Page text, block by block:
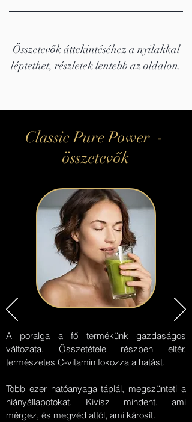
Összetevők áttekintéséhez a nyilakkal
léptethet, részletek lentebb az oldalon.
A poralga a fő termékünk gazdaságos
változata. Összetétele részben eltér,
természetes C-vitamin fokozza a hatást.
Több ezer hatóanyaga táplál, megszünteti a
hiányállapotokat. Kivisz mindent, ami
mérgez, és megvéd attól, ami károsít.
Classic Pure Power -
összetevők